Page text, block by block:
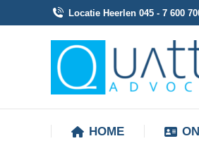
Locatie Heerlen 045 - 7 600
HOME
HOME